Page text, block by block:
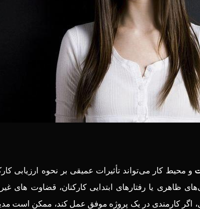
و محیط کار می‌تواند تأثیرات عمیقی بر نحوه ارزیابی
ظاهری یا رفتارهای ابتدایی کارکنان، قضاوت ‌های
اگر کارمندی در یک پروژه موفق عمل کند، ممکن است